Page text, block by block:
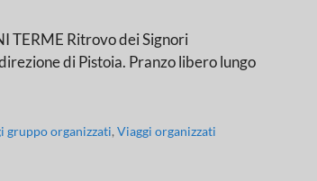
TERME Ritrovo dei Signori
di Pistoia. Pranzo libero lungo
gruppo organizzati,Viaggi organizzati